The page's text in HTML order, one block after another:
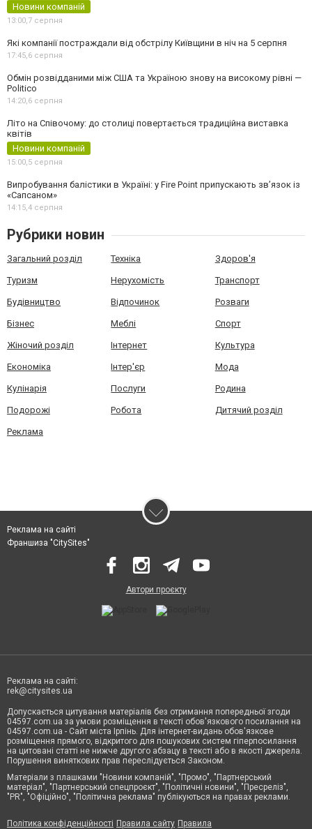
Новини компаній
13:00,7 серпня
Які компанії постраждали від обстрілу Київщини в ніч на 5 серпня
17:45,6 серпня
Обмін розвідданими між США та Україною знову на високому рівні —
Politico
14:20,6 серпня
Літо на Співочому: до столиці повертається традиційна виставка
квітів
Новини компаній
15:00,5 серпня
Випробування балістики в Україні: у Fire Point припускають зв’язок із
«Сапсаном»
14:15,4 серпня
Рубрики новин
Загальний розділ Техніка Здоров'я
Туризм Нерухомість Транспорт
Будівництво Відпочинок Розваги
Бізнес Меблі Спорт
Жіночий розділ Інтернет Культура
Економіка Інтер'єр Мода
Кулінарія Послуги Родина
Подорожі Робота Дитячий розділ
Реклама
Реклама на сайті
Франшиза "CitySites"
Автори проєкту
Реклама на сайті:
rek@citysites.ua
Допускається цитування матеріалів без отримання попередньої згоди
04597.com.ua за умови розміщення в тексті обов'язкового посилання на
04597.com.ua - Сайт міста Ірпінь. Для інтернет-видань обов'язкове
розміщення прямого, відкритого для пошукових систем гіперпосилання
на цитовані статті не нижче другого абзацу в тексті або в якості джерела.
Порушення виняткових прав переслідується Законом.
Матеріали з плашками "Новини компаній", "Промо", "Партнерський
матеріал", "Партнерський спецпроєкт", "Політичні новини", "Пресреліз",
"PR", "Офіційно", "Політична реклама" публікуються на правах реклами.
Політика конфіденційності Правила сайту Правила